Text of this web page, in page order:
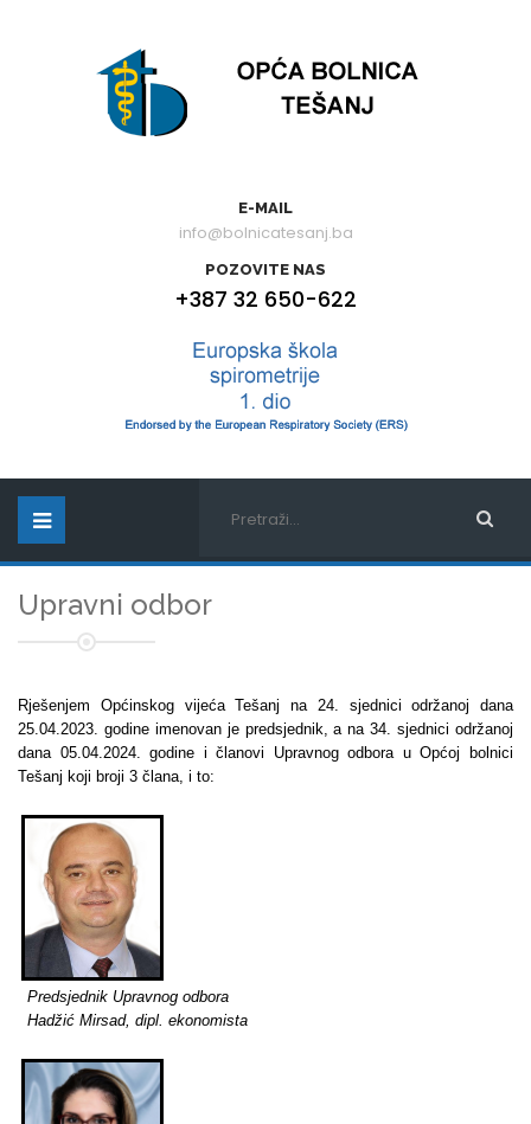
E-MAIL
info@bolnicatesanj.ba
POZOVITE NAS
+387 32 650-622
Upravni odbor
Rješenjem Općinskog vijeća Tešanj na 24. sjednici održanoj dana
25.04.2023. godine imenovan je predsjednik, a na 34. sjednici održanoj
dana 05.04.2024. godine i članovi Upravnog odbora u Općoj bolnici
Tešanj koji broji 3 člana, i to:
Predsjednik Upravnog odbora
Hadžić Mirsad, dipl. ekonomista